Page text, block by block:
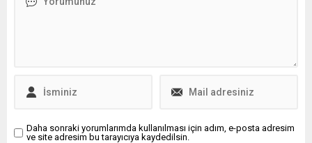
Daha sonraki yorumlarımda kullanılması için adım, e-posta adresim
ve site adresim bu tarayıcıya kaydedilsin.